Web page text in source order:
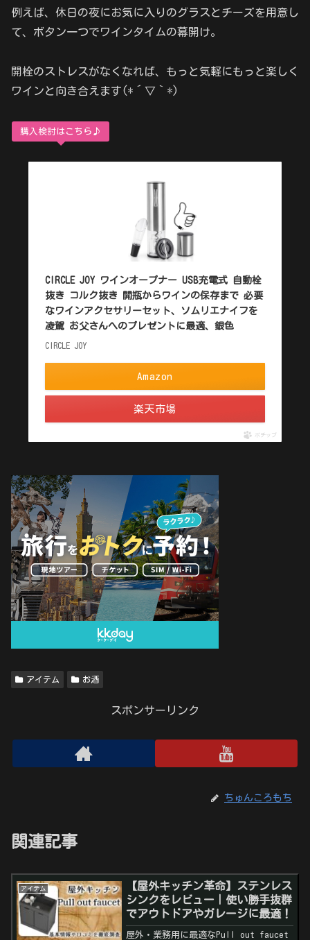
例えば、休日の夜にお気に入りのグラスとチーズを用意し
て、ボタン一つでワインタイムの幕開け。
開栓のストレスがなくなれば、もっと気軽にもっと楽しく
ワインと向き合えます(*´▽｀*)
購入検討はこちら♪
CIRCLE JOY ワインオープナー USB充電式 自動栓
抜き コルク抜き 開瓶からワインの保存まで 必要
なワインアクセサリーセット、ソムリエナイフを
凌駕 お父さんへのプレゼントに最適、銀色
CIRCLE JOY
Amazon
楽天市場
ポチップ
アイテム お酒
スポンサーリンク
ちゅんころもち
関連記事
アイテム
【屋外キッチン革命】ステンレス
シンクをレビュー｜使い勝手抜群
でアウトドアやガレージに最適！
屋外・業務用に最適なPull out faucet